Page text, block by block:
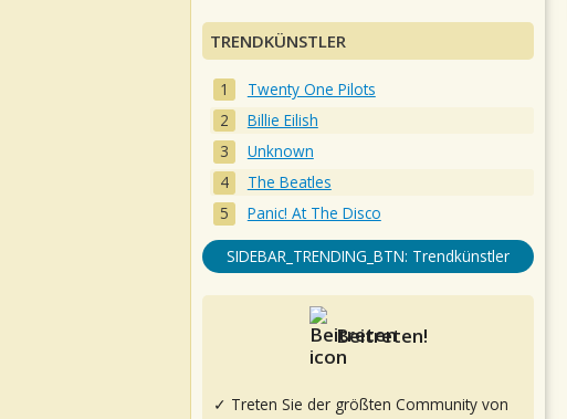
TRENDKÜNSTLER
Twenty One Pilots
Billie Eilish
Unknown
The Beatles
Panic! At The Disco
SIDEBAR_TRENDING_BTN: Trendkünstler
Beitreten!
✓ Treten Sie der größten Community von